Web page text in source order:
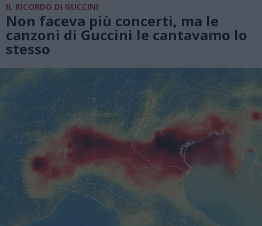
IL RICORDO DI GUCCINI
Non faceva più concerti, ma le
canzoni di Guccini le cantavamo lo
stesso